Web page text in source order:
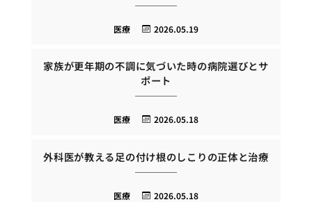
2026.05.19
医療
家族が更年期の不調に気づいた時の病院選びとサ
ポート
2026.05.18
医療
外科医が教える足の付け根のしこりの正体と治療
2026.05.18
医療